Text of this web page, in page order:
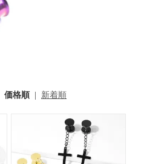
価格順 新着順